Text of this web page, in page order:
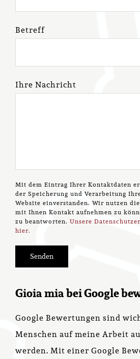
Betreff
Ihre Nachricht
Mit dem Eintrag Ihrer Kontaktdaten
der Speicherung und Verarbeitung
Website einverstanden. Wir nutzen
mit Ihnen Kontakt aufnehmen zu
zu beantworten. Unsere
hier.
Gioia mia bei Google
Google Bewertungen sind
Menschen auf meine Arbeit
werden. Mit einer Google